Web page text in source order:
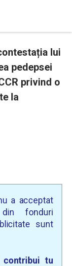
lui
pedepsei
privind o
la
a acceptat
fonduri
sunt
tu